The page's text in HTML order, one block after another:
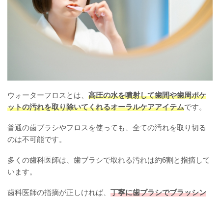
ウォーターフロスとは、 高圧の水を噴射して歯間や歯周ポケ
ットの汚れを取り除いてくれるオーラルケアアイテムです。
普通の歯ブラシやフロスを使っても、全ての汚れを取り切る
のは不可能です。
多くの歯科医師は、歯ブラシで取れる汚れは約6割と指摘して
います。
歯科医師の指摘が正しければ、 丁寧に歯ブラシでブラッシン